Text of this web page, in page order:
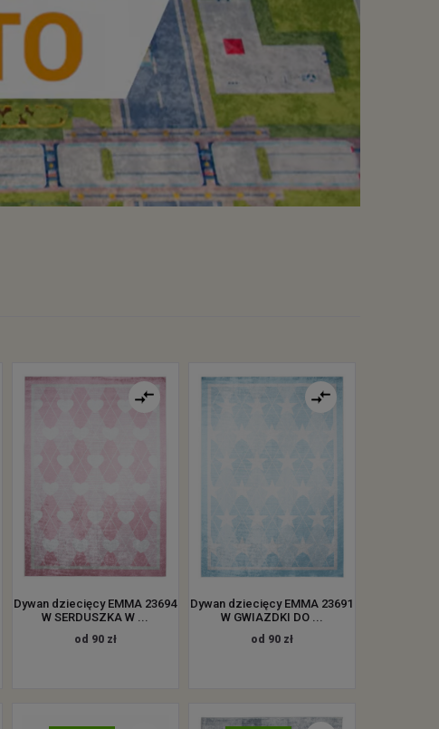
Dywan dziecięcy EMMA 23694
W SERDUSZKA W ...
od 90 zł
Dywan dziecięcy EMMA 23691
W GWIAZDKI DO ...
od 90 zł